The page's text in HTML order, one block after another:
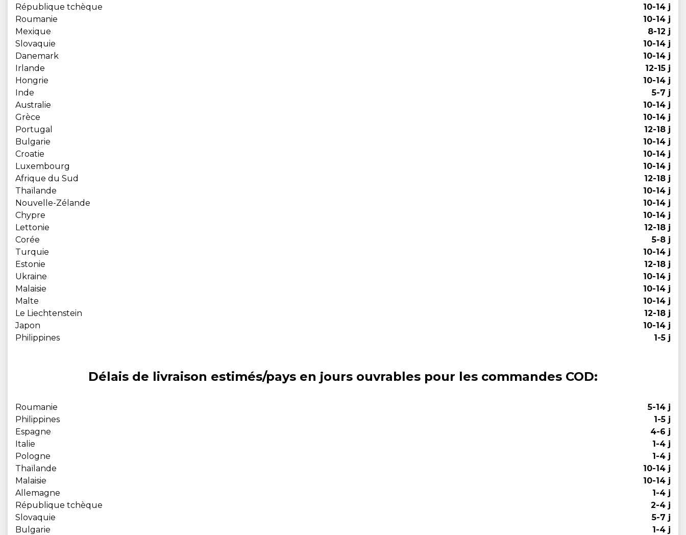
République tchèque
10-14 j
Roumanie
10-14 j
Mexique
8-12 j
Slovaquie
10-14 j
Danemark
10-14 j
Irlande
12-15 j
Hongrie
10-14 j
Inde
5-7 j
Australie
10-14 j
Grèce
10-14 j
Portugal
12-18 j
Bulgarie
10-14 j
Croatie
10-14 j
Luxembourg
10-14 j
Afrique du Sud
12-18 j
Thaïlande
10-14 j
Nouvelle-Zélande
10-14 j
Chypre
10-14 j
Lettonie
12-18 j
Corée
5-8 j
Turquie
10-14 j
Estonie
12-18 j
Ukraine
10-14 j
Malaisie
10-14 j
Malte
10-14 j
Le Liechtenstein
12-18 j
Japon
10-14 j
Philippines
1-5 j
Délais de livraison estimés/pays en jours ouvrables pour les commandes COD:
Roumanie
5-14 j
Philippines
1-5 j
Espagne
4-6 j
Italie
1-4 j
Pologne
1-4 j
Thaïlande
10-14 j
Malaisie
10-14 j
Allemagne
1-4 j
République tchèque
2-4 j
Slovaquie
5-7 j
Bulgarie
1-4 j